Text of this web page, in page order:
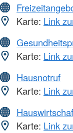
Karte: Link
Karte: Link
Hausnotruf
Karte: Link
Karte: Link